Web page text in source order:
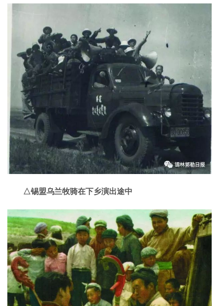
△锡盟乌兰牧骑在下乡演出途中